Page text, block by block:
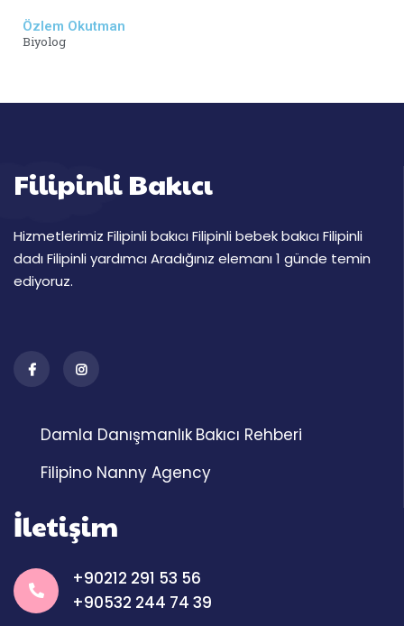
Özlem Okutman
Biyolog
Filipinli Bakıcı
Hizmetlerimiz Filipinli bakıcı Filipinli bebek bakıcı Filipinli
dadı Filipinli yardımcı Aradığınız elemanı 1 günde temin
ediyoruz.
Damla Danışmanlık Bakıcı Rehberi
Filipino Nanny Agency
İletişim
+90212 291 53 56
+90532 244 74 39